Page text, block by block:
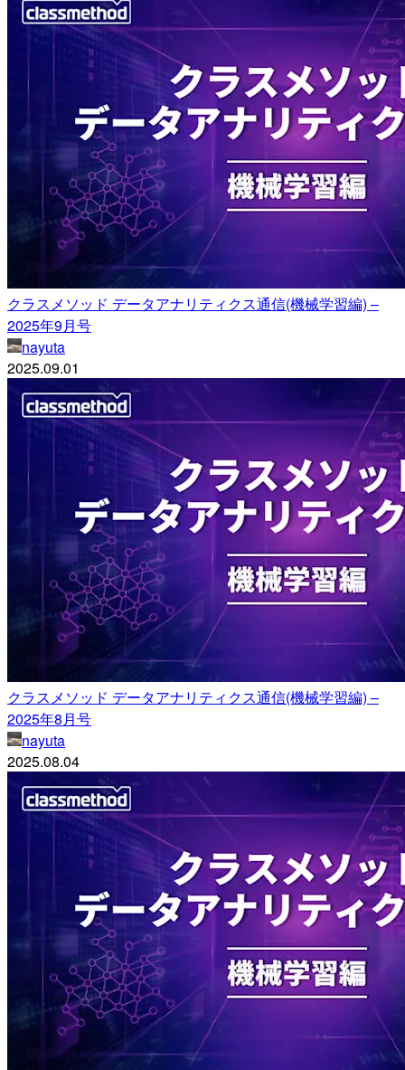
クラスメソッド データアナリティクス通信(機械学習編) –
2025年9月号
nayuta
2025.09.01
クラスメソッド データアナリティクス通信(機械学習編) –
2025年8月号
nayuta
2025.08.04